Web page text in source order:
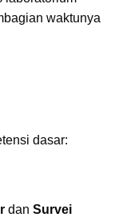
waktunya
dasar:
dan Survei